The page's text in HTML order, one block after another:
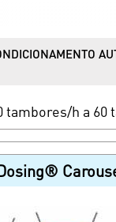
tambores/h a 60